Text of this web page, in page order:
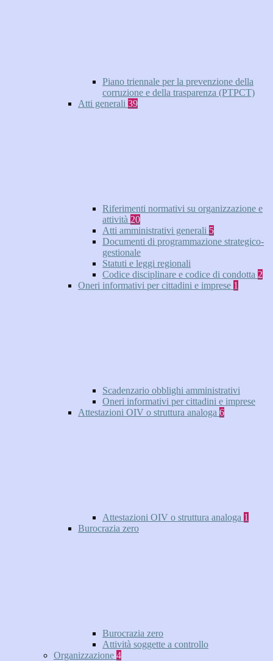
Piano triennale per la prevenzione della
corruzione e della trasparenza (PTPCT)
Atti generali 39
Riferimenti normativi su organizzazione e
attività 20
Atti amministrativi generali 5
Documenti di programmazione strategico-
gestionale
Statuti e leggi regionali
Codice disciplinare e codice di condotta 2
Oneri informativi per cittadini e imprese 1
Scadenzario obblighi amministrativi
Oneri informativi per cittadini e imprese
Attestazioni OIV o struttura analoga 6
Attestazioni OIV o struttura analoga 1
Burocrazia zero
Burocrazia zero
Attività soggette a controllo
Organizzazione 4